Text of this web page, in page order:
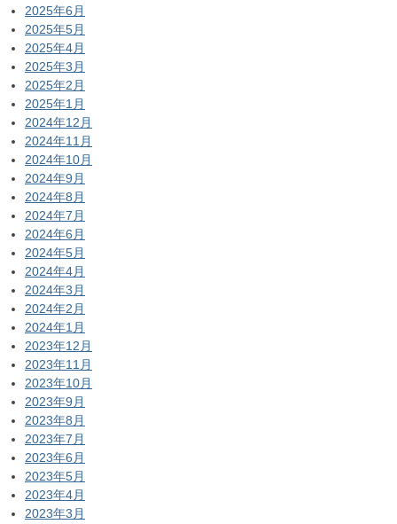
2025年6月
2025年5月
2025年4月
2025年3月
2025年2月
2025年1月
2024年12月
2024年11月
2024年10月
2024年9月
2024年8月
2024年7月
2024年6月
2024年5月
2024年4月
2024年3月
2024年2月
2024年1月
2023年12月
2023年11月
2023年10月
2023年9月
2023年8月
2023年7月
2023年6月
2023年5月
2023年4月
2023年3月